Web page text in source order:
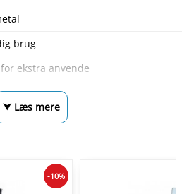
brug
ekstra anvende
⮟ Læs mere
-10%